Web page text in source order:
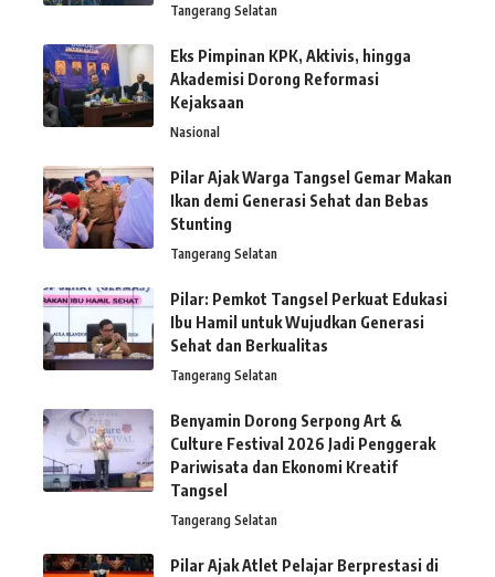
Tangerang Selatan
Eks Pimpinan KPK, Aktivis, hingga
Akademisi Dorong Reformasi
Kejaksaan
Nasional
Pilar Ajak Warga Tangsel Gemar Makan
Ikan demi Generasi Sehat dan Bebas
Stunting
Tangerang Selatan
Pilar: Pemkot Tangsel Perkuat Edukasi
Ibu Hamil untuk Wujudkan Generasi
Sehat dan Berkualitas
Tangerang Selatan
Benyamin Dorong Serpong Art &
Culture Festival 2026 Jadi Penggerak
Pariwisata dan Ekonomi Kreatif
Tangsel
Tangerang Selatan
Pilar Ajak Atlet Pelajar Berprestasi di